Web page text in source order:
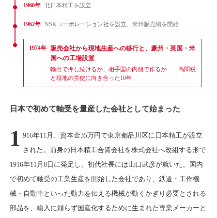
1960年 北日本精工を設立
1962年 NSKコーポレーション社を設立、米州販売網を開始
1974年 販売会社から現地生産への移行と、豪州・英国・米
国への工場設置
輸出で押し続けるか、相手国の内側で作るか——高関税
と現地の労使に向き合った10年
日本で初めて軸受を量産した会社として始まった
1 916年11月、資本金35万円で東京都品川区に日本精工が設立
された。前身の日本精工合資会社を株式会社へ改組する形で
1916年11月8日に発足し、初代社長には山口武彦が就いた。国内
で初めて軸受の工業生産を開始した会社であり、鉄道・工作機
械・自動車といった動力を伝える機械が動くかぎり必要とされる
部品を、輸入に頼らず国産化するために生まれた専業メーカーと